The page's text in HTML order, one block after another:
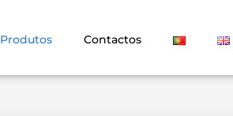
Produtos Contactos